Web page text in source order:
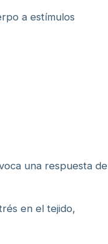
a estímulos
una respuesta de
en el tejido,